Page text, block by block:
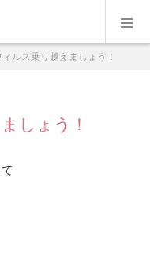
ィルス乗り越えましょう！
しょう！